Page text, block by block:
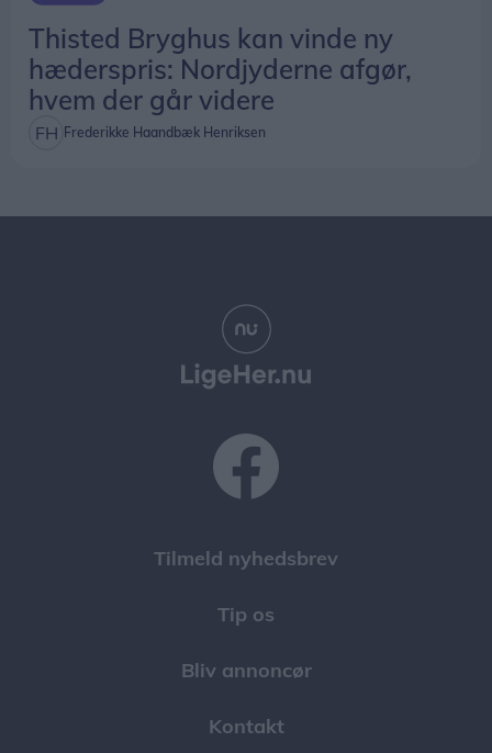
Thisted Bryghus kan vinde ny
hæderspris: Nordjyderne afgør,
hvem der går videre
Frederikke Haandbæk Henriksen
Tilmeld nyhedsbrev
Tip os
Bliv annoncør
Kontakt